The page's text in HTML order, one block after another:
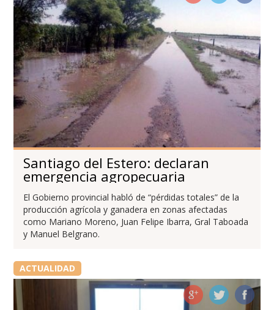
Santiago del Estero: declaran
emergencia agropecuaria
El Gobierno provincial habló de “pérdidas totales” de la
producción agrícola y ganadera en zonas afectadas
como Mariano Moreno, Juan Felipe Ibarra, Gral Taboada
y Manuel Belgrano.
ACTUALIDAD